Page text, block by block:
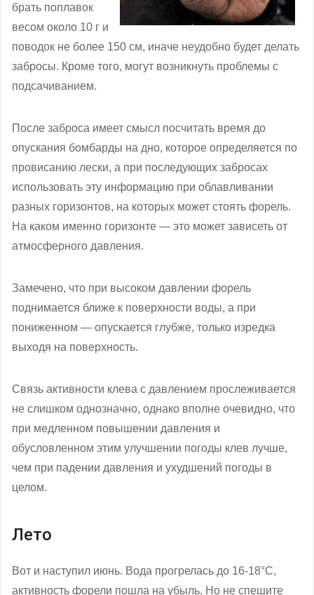
брать поплавок
весом около 10 г и
поводок не более 150 см, иначе неудобно будет делать
забросы. Кроме того, могут возникнуть проблемы с
подсачиванием.
После заброса имеет смысл посчитать время до
опускания бомбарды на дно, которое определяется по
провисанию лески, а при последующих забросах
использовать эту информацию при облавливании
разных горизонтов, на которых может стоять форель.
На каком именно горизонте — это может зависеть от
атмосферного давления.
Замечено, что при высоком давлении форель
поднимается ближе к поверхности воды, а при
пониженном — опускается глубже, только изредка
выходя на поверхность.
Связь активности клева с давлением прослеживается
не слишком однозначно, однако вполне очевидно, что
при медленном повышении давления и
обусловленном этим улучшении погоды клев лучше,
чем при падении давления и ухудшений погоды в
целом.
Лето
Вот и наступил июнь. Вода прогрелась до 16-18°С,
активность форели пошла на убыль. Но не спешите